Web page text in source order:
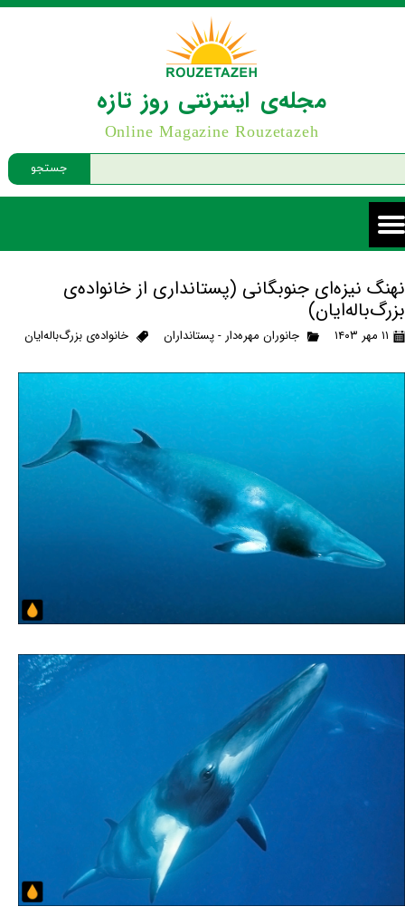
جستجو
مجله‌ی اینترنتی روز تازه
Online Magazine Rouzetazeh
نهنگ نیزه‌ای جنوبگانی (پستانداری از خانواده‌ی
بزرگ‌باله‌ایان)
۱۱ مهر ۱۴۰۳ جانوران مهره‌دار - پستانداران خانواده‌ی بزرگ‌باله‌ایان